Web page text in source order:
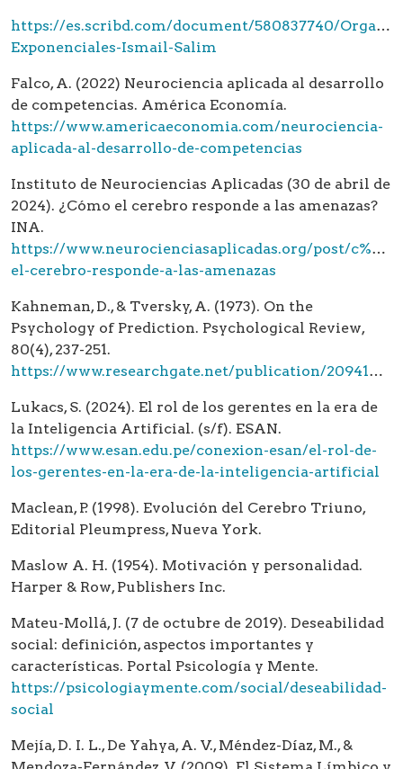
https://es.scribd.com/document/580837740/
Exponenciales-Ismail-Salim
Falco, A. (2022) Neurociencia aplicada al desarrollo
de competencias. América Economía.
https://www.americaeconomia.com/neurociencia-
aplicada-al-desarrollo-de-competencias
Instituto de Neurociencias Aplicadas (30 de abril de
2024). ¿Cómo el cerebro responde a las amenazas?
INA.
https://www.neurocienciasaplicadas.org/post/
el-cerebro-responde-a-las-amenazas
Kahneman, D., & Tversky, A. (1973). On the
Psychology of Prediction. Psychological Review,
80(4), 237-251.
https://www.researchgate.net/publication/209410239_On_the_Psychology_of_Prediction
Lukacs, S. (2024). El rol de los gerentes en la era de
la Inteligencia Artificial. (s/f). ESAN.
https://www.esan.edu.pe/conexion-esan/el-rol-de-
los-gerentes-en-la-era-de-la-inteligencia-artificial
Maclean, P. (1998). Evolución del Cerebro Triuno,
Editorial Pleumpress, Nueva York.
Maslow A. H. (1954). Motivación y personalidad.
Harper & Row, Publishers Inc.
Mateu-Mollá, J. (7 de octubre de 2019). Deseabilidad
social: definición, aspectos importantes y
características. Portal Psicología y Mente.
https://psicologiaymente.com/social/deseabilidad-
social
Mejía, D. I. L., De Yahya, A. V., Méndez-Díaz, M., &